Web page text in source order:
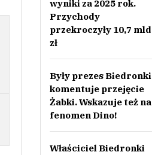
wyniki za 2025 rok.
Przychody
przekroczyły 10,7 mld
zł
Były prezes Biedronki
komentuje przejęcie
Żabki. Wskazuje też na
fenomen Dino!
Właściciel Biedronki